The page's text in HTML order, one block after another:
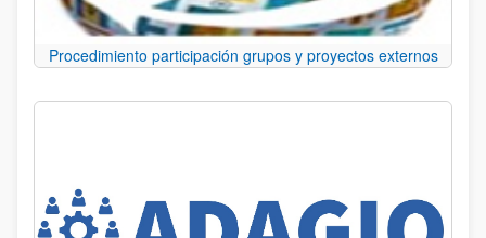
Procedimiento participación grupos y proyectos externos